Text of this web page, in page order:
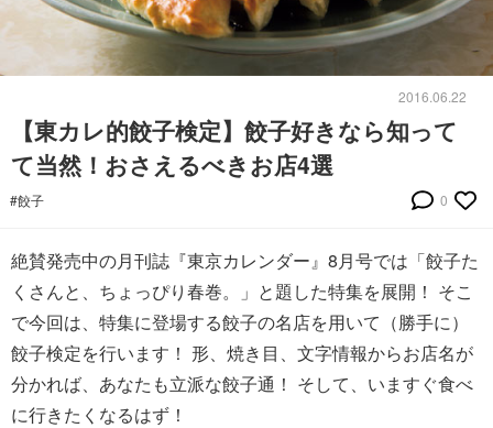
2016.06.22
【東カレ的餃子検定】餃子好きなら知って
て当然！おさえるべきお店4選
#餃子 0
絶賛発売中の月刊誌『東京カレンダー』8月号では「餃子た
くさんと、ちょっぴり春巻。」と題した特集を展開！ そこ
で今回は、特集に登場する餃子の名店を用いて（勝手に）
餃子検定を行います！ 形、焼き目、文字情報からお店名が
分かれば、あなたも立派な餃子通！ そして、いますぐ食べ
に行きたくなるはず！